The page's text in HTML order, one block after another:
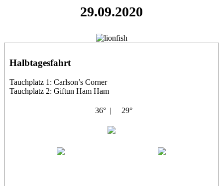
29.09.2020
Halbtagesfahrt
Tauchplatz 1: Carlson’s Corner
Tauchplatz 2: Giftun Ham Ham
36° | 29°